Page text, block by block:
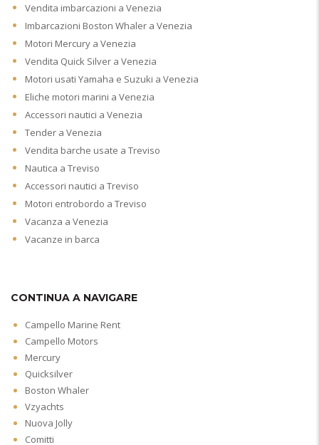
Vendita imbarcazioni a Venezia
Imbarcazioni Boston Whaler a Venezia
Motori Mercury a Venezia
Vendita Quick Silver a Venezia
Motori usati Yamaha e Suzuki a Venezia
Eliche motori marini a Venezia
Accessori nautici a Venezia
Tender a Venezia
Vendita barche usate a Treviso
Nautica a Treviso
Accessori nautici a Treviso
Motori entrobordo a Treviso
Vacanza a Venezia
Vacanze in barca
CONTINUA A NAVIGARE
Campello Marine Rent
Campello Motors
Mercury
Quicksilver
Boston Whaler
Vzyachts
Nuova Jolly
Comitti